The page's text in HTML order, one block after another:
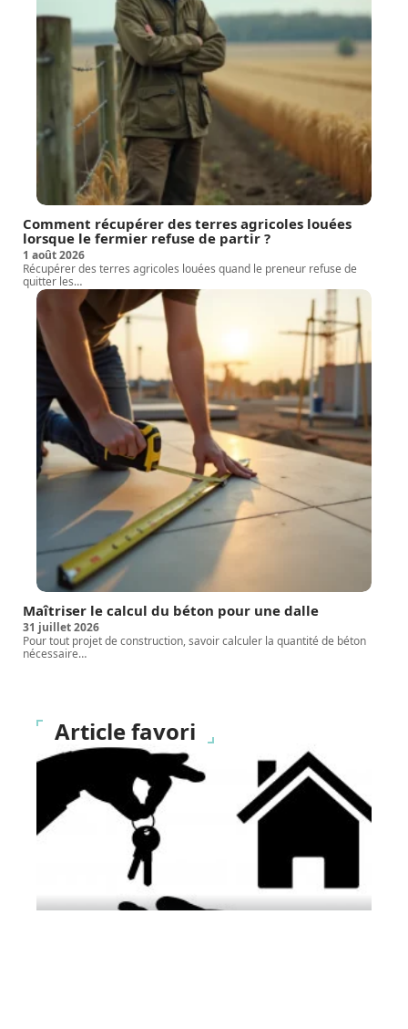
Comment récupérer des terres agricoles louées
lorsque le fermier refuse de partir ?
1 août 2026
Récupérer des terres agricoles louées quand le preneur refuse de
quitter les…
Maîtriser le calcul du béton pour une dalle
31 juillet 2026
Pour tout projet de construction, savoir calculer la quantité de béton
nécessaire…
Article favori